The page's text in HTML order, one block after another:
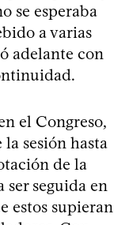
se esperaba
a varias
adelante con
el Congreso,
sesión hasta
de la
seguida en
estos supieran